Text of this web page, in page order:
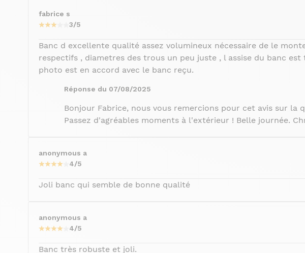
fabrice s
3/5
Banc d excellente qualité assez volumineux nécessaire de le
respectifs , diametres des trous un peu juste , l assise du banc
photo est en accord avec le banc reçu.
Réponse du 07/08/2025
Bonjour Fabrice, nous vous remercions pour cet avis sur
Passez d'agréables moments à l'extérieur ! Belle journée.
anonymous a
4/5
Joli banc qui semble de bonne qualité
anonymous a
4/5
Banc très robuste et joli.